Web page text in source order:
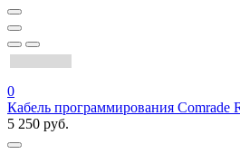
0
Кабель программирования Comrade
5 250 руб.